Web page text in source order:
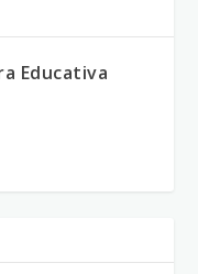
Educativa